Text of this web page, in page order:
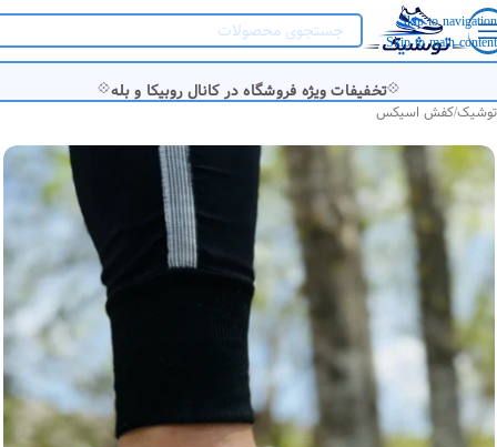
Skip to navigation
Skip to main content
💠تخفیفات ویژه فروشگاه در کانال روبیکا و بله💠
توشیک/کفش اسیکس